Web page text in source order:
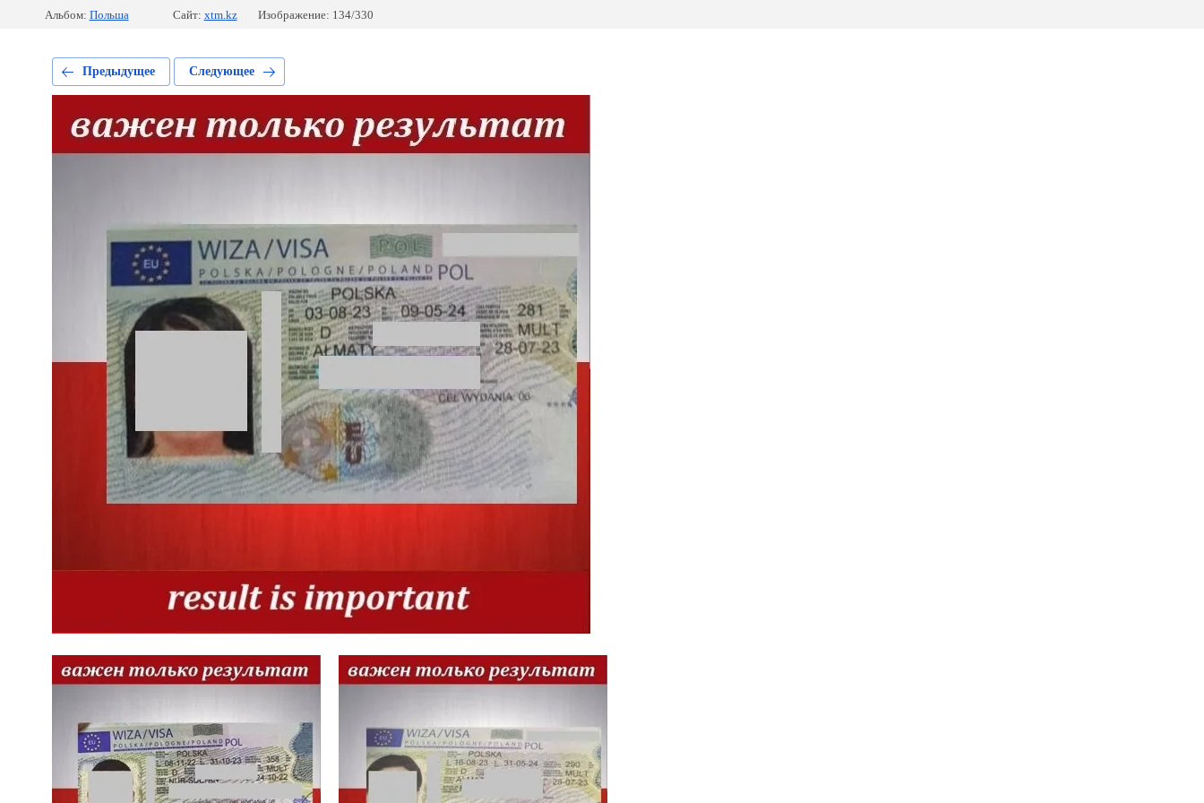
Альбом: Польша Сайт: xtm.kz Изображение: 134/330
Предыдущее Следующее